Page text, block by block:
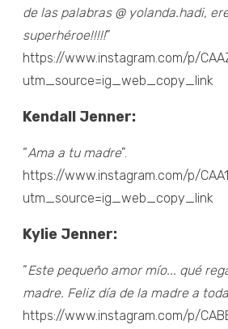
de las palabras @ yolanda.hadi,
superhéroe!!!!!”
https://www.instagram.com/p/
utm_source=ig_web_copy_link
Kendall Jenner:
“Ama a tu madre”.
https://www.instagram.com/p/
utm_source=ig_web_copy_link
Kylie Jenner:
“Este pequeño amor mío... qué
madre. Feliz día de la madre a
https://www.instagram.com/p/